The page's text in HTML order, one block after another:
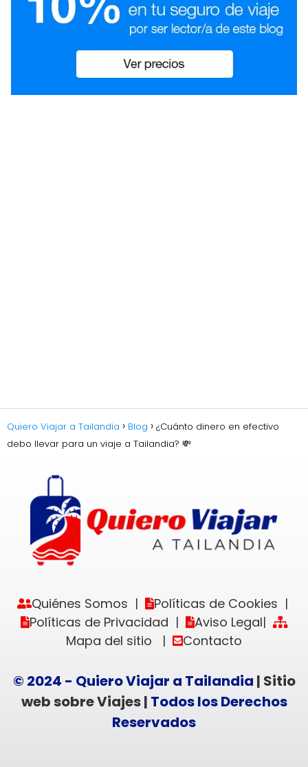
Quiero Viajar a Tailandia Blog
¿Cuánto dinero en efectivo
debo llevar para un viaje a Tailandia? 💸
Quiénes Somos | Políticas de Cookies |
Políticas de Privacidad | Aviso Legal|
Mapa del sitio | Contacto
© 2024 - Quiero Viajar a Tailandia | Sitio
web sobre Viajes | Todos los Derechos
Reservados